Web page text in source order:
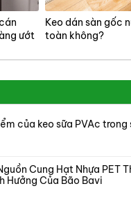
của keo sữa PVAc
Cung Hạt Nhựa PET
Hưởng Của Bão Bavi
ướt
Keo dán sàn gốc
toàn không?